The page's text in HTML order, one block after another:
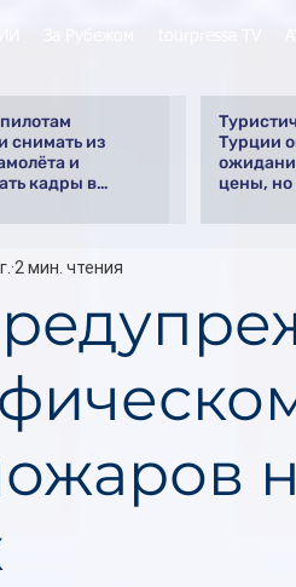
снимать из
и
кадры в
Турции
цены, но
2 мин. чтения